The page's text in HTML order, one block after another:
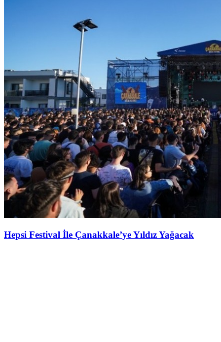
Hepsi Festival İle Çanakkale’ye Yıldız Yağacak